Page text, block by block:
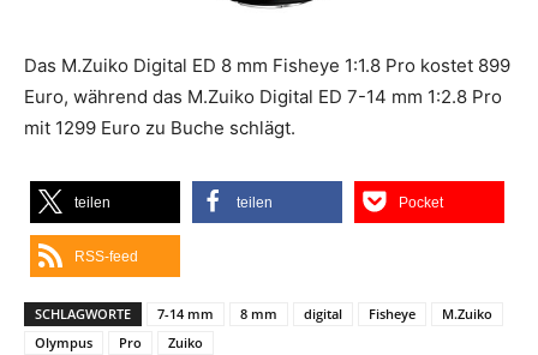
Das M.Zuiko Digital ED 8 mm Fisheye 1:1.8 Pro kostet 899
Euro, während das M.Zuiko Digital ED 7-14 mm 1:2.8 Pro
mit 1299 Euro zu Buche schlägt.
teilen teilen Pocket
RSS-feed
SCHLAGWORTE 7-14 mm 8 mm digital Fisheye
M.Zuiko
Olympus
Pro Zuiko